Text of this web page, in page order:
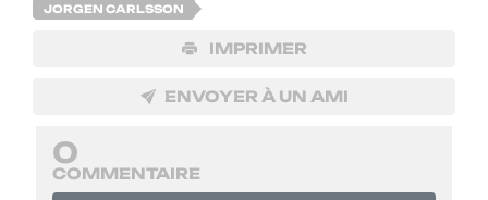
JORGEN CARLSSON
IMPRIMER
ENVOYER À UN AMI
0
COMMENTAIRE